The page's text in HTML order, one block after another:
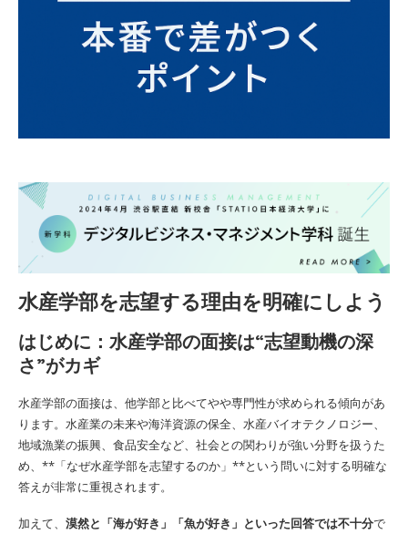
水産学部を志望する理由を明確にしよう
はじめに：水産学部の面接は“志望動機の深
さ”がカギ
水産学部の面接は、他学部と比べてやや専門性が求められる傾向があ
ります。水産業の未来や海洋資源の保全、水産バイオテクノロジー、
地域漁業の振興、食品安全など、社会との関わりが強い分野を扱うた
め、**「なぜ水産学部を志望するのか」**という問いに対する明確な
答えが非常に重視されます。
加えて、 漠然と「海が好き」「魚が好き」といった回答では不十分で